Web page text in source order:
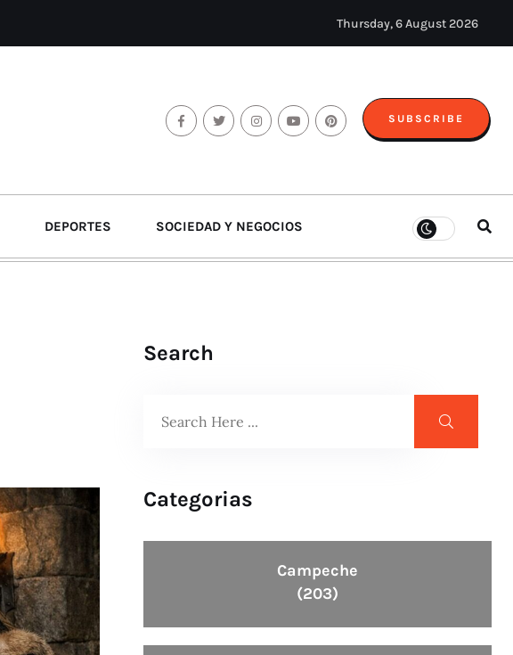
Thursday, 6 August 2026
SUBSCRIBE
DEPORTES SOCIEDAD Y NEGOCIOS
Search
Categorias
Campeche
(203)